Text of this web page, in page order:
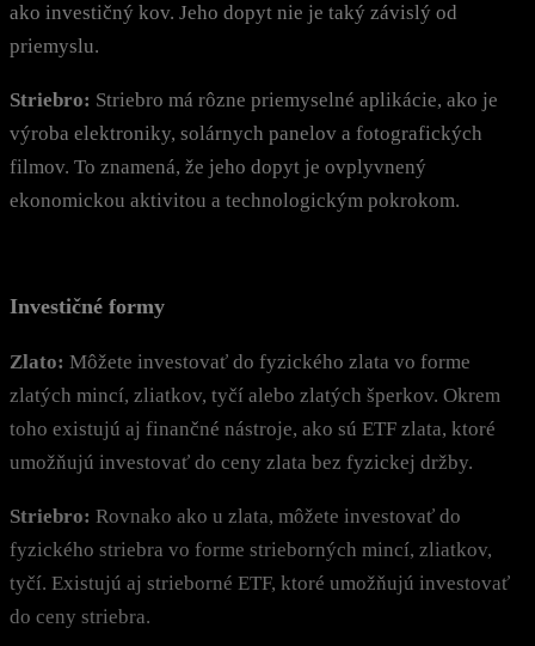
ako investičný kov. Jeho dopyt nie je taký závislý od
priemyslu.
Striebro: Striebro má rôzne priemyselné aplikácie, ako je
výroba elektroniky, solárnych panelov a fotografických
filmov. To znamená, že jeho dopyt je ovplyvnený
ekonomickou aktivitou a technologickým pokrokom.
Investičné formy
Zlato: Môžete investovať do fyzického zlata vo forme
zlatých mincí, zliatkov, tyčí alebo zlatých šperkov. Okrem
toho existujú aj finančné nástroje, ako sú ETF zlata, ktoré
umožňujú investovať do ceny zlata bez fyzickej držby.
Striebro: Rovnako ako u zlata, môžete investovať do
fyzického striebra vo forme strieborných mincí, zliatkov,
tyčí. Existujú aj strieborné ETF, ktoré umožňujú investovať
do ceny striebra.